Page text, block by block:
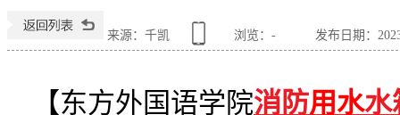
来源：千凯 浏览： - 发布日期：
【东方外国语学院消防用水水